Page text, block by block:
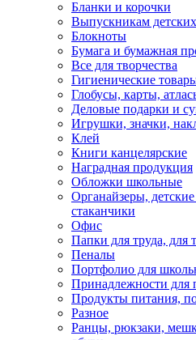
Бланки и корочки
Выпускникам
Блокноты
Бумага и бумажная
Все для творчества
Гигиенические
Глобусы, карты,
Деловые подарки и
Игрушки, значки,
Клей
Книги канцелярские
Наградная продукция
Обложки школьные
Органайзеры,
стаканчики
Офис
Папки для труда, для
Пеналы
Портфолио для
Принадлежности для
Продукты питания,
Разное
Ранцы, рюкзаки,